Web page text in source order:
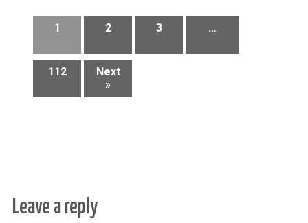
1 2 3 …
112
Next
»
Leave a reply